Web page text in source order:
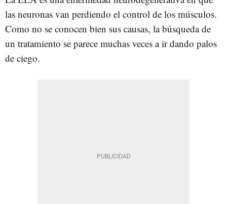
las neuronas van perdiendo el control de los músculos.
Como no se conocen bien sus causas, la búsqueda de
un tratamiento se parece muchas veces a ir dando palos
de ciego.